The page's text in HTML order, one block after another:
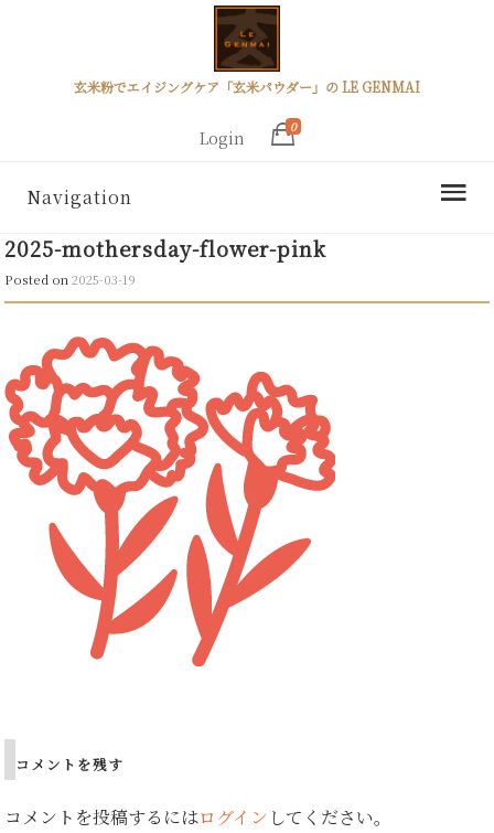
玄米粉でエイジングケア「玄米パウダー」の LE GENMAI
Login
0
Navigation
2025-mothersday-flower-pink
Posted on2025-03-19
コメントを残す
コメントを投稿するにはログイン してください。